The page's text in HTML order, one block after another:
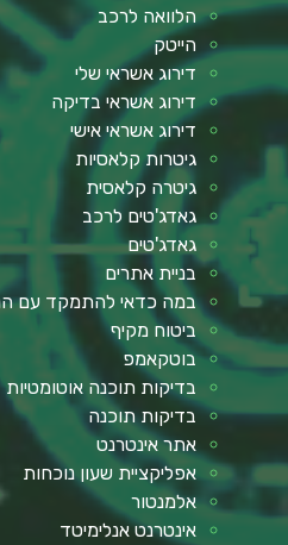
הלוואה לרכב
הייטק
דירוג אשראי שלי
דירוג אשראי בדיקה
דירוג אשראי אישי
גיטרות קלאסיות
גיטרה קלאסית
גאדג'טים לרכב
גאדג'טים
בניית אתרים
במה כדאי להתמקד עם
ביטוח מקיף
בוטקאמפ
בדיקות תוכנה אוטומטיות
בדיקות תוכנה
אתר אינטרנט
אפליקציית שעון נוכחות
אלמנטור
אינטרנט אנלימיטד